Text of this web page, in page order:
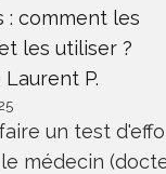
: comment les
les utiliser ?
P.
un test
médecin